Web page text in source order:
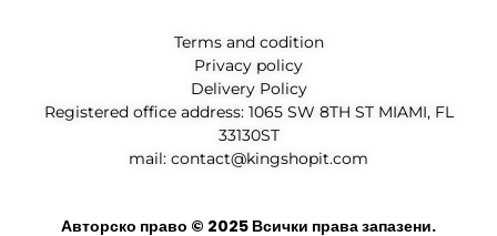
Terms and codition
Privacy policy
Delivery Policy
Registered office address: 1065 SW 8TH ST MIAMI, FL
33130ST
mail: contact@kingshopit.com
Авторско право © 2025 Всички права запазени.